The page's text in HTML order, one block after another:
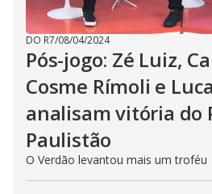
DO R7/08/04/2024
Pós-jogo: Zé Luiz,
Cosme Rímoli e
analisam vitória do
Paulistão
O Verdão levantou mais um troféu